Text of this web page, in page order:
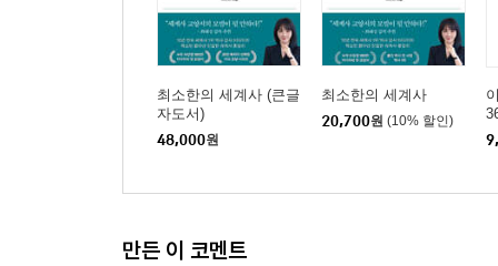
중세 서유럽: 봉건 사회의 등장
십자군전쟁: 이슬람 세계와 맞붙은 유럽
3장 서양 근세사
신항로 개척: 대항해 시대의 빛과 그림자
최소한의 세계사 (큰글
자도서)
48,000원
최소한의 세계사
20,700원 (10% 할인)
만든 이 코멘트